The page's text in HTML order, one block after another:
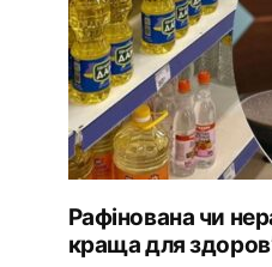
Рафінована чи
краща для